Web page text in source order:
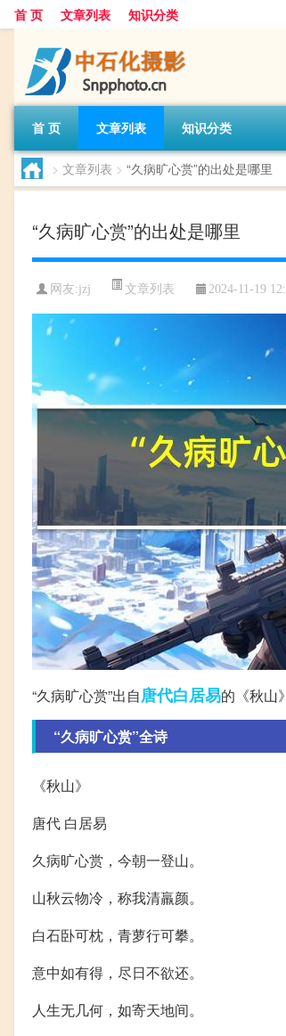
首 页 文章列表 知识分类
首 页 文章列表 知识分类
> 文章列表 > “久病旷心赏”的出处是哪里
“久病旷心赏”的出处是哪里
网友:jzj 文章列表 2024-11-19
“久病旷心赏”出自唐代白居易的《秋山
“久病旷心赏”全诗
《秋山》
唐代 白居易
久病旷心赏，今朝一登山。
山秋云物冷，称我清羸颜。
白石卧可枕，青萝行可攀。
意中如有得，尽日不欲还。
人生无几何，如寄天地间。